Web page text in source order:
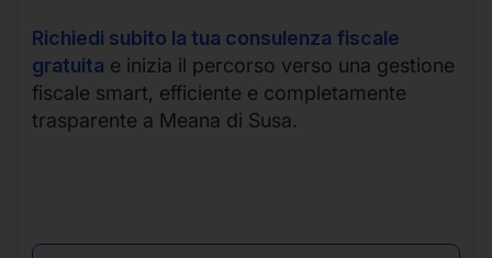
Richiedi subito la tua consulenza fiscale
gratuita e inizia il percorso verso una gestione
fiscale smart, efficiente e completamente
trasparente a Meana di Susa.